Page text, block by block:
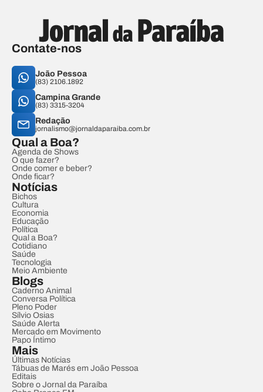
Contate-nos
João Pessoa
(83) 2106.1892
Campina Grande
(83) 3315-3204
Redação
jornalismo@jornaldaparaiba.com.br
Qual a Boa?
Agenda de Shows
O que fazer?
Onde comer e beber?
Onde ficar?
Notícias
Bichos
Cultura
Economia
Educação
Política
Qual a Boa?
Cotidiano
Saúde
Tecnologia
Meio Ambiente
Blogs
Caderno Animal
Conversa Política
Pleno Poder
Sílvio Osias
Saúde Alerta
Mercado em Movimento
Papo Íntimo
Mais
Últimas Notícias
Tábuas de Marés em João Pessoa
Editais
Sobre o Jornal da Paraíba